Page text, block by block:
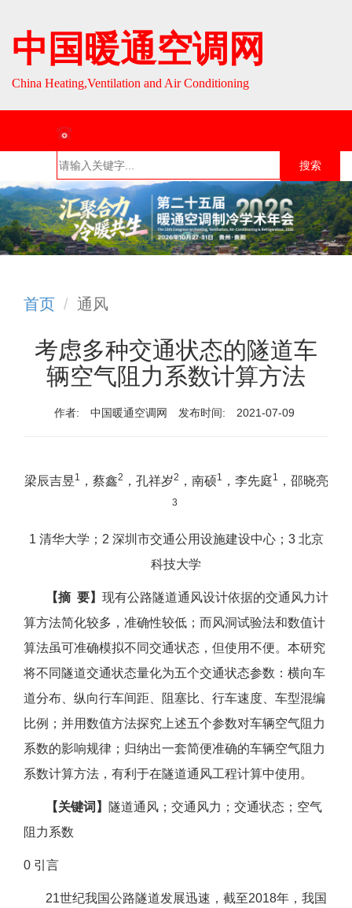
中国暖通空调网
China Heating,Ventilation and Air Conditioning
搜索
首页
组织介
绍
组织活
动
行业资
讯
English
首页 通风
考虑多种交通状态的隧道车
辆空气阻力系数计算方法
作者: 中国暖通空调网 发布时间: 2021-07-09
梁辰吉昱1 ，蔡鑫2 ，孔祥岁2 ，南硕1 ，李先庭1 ，邵晓亮
3
1 清华大学；2 深圳市交通公用设施建设中心；3 北京
科技大学
【摘 要】 现有公路隧道通风设计依据的交通风力计
算方法简化较多，准确性较低；而风洞试验法和数值计
算法虽可准确模拟不同交通状态，但使用不便。本研究
将不同隧道交通状态量化为五个交通状态参数：横向车
道分布、纵向行车间距、阻塞比、行车速度、车型混编
比例；并用数值方法探究上述五个参数对车辆空气阻力
系数的影响规律；归纳出一套简便准确的车辆空气阻力
系数计算方法，有利于在隧道通风工程计算中使用。
【关键词】 隧道通风；交通风力；交通状态；空气
阻力系数
0 引言
21世纪我国公路隧道发展迅速，截至2018年，我国